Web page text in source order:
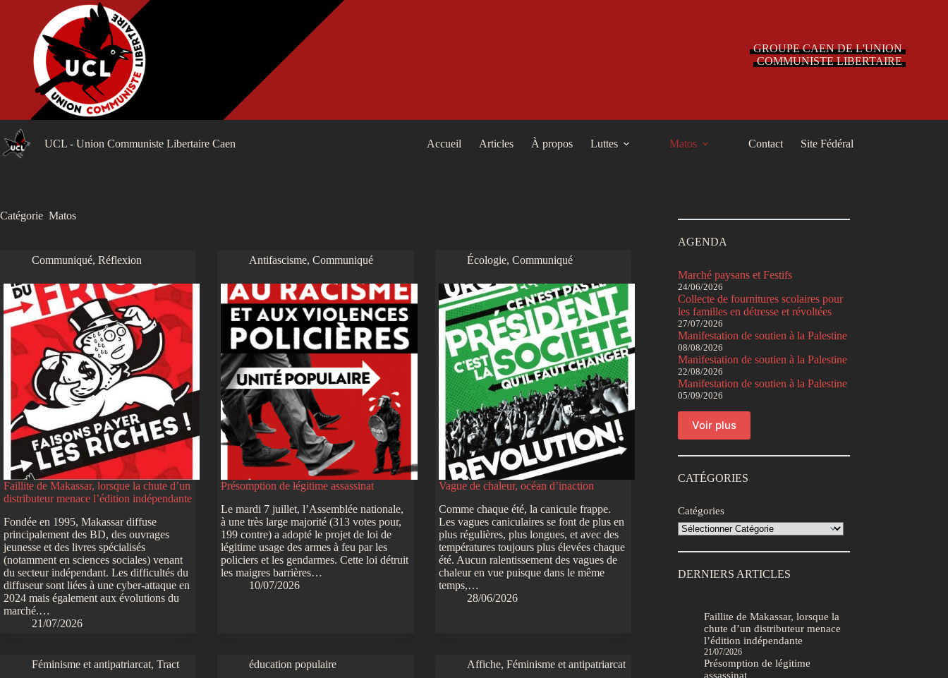
GROUPE CAEN DE L'UNION
COMMUNISTE LIBERTAIRE
UCL - Union Communiste Libertaire Caen Accueil Articles À propos Luttes Matos Contact Site Fédéral
Catégorie Matos
Communiqué, Réflexion
Faillite de Makassar, lorsque la chute d’un
distributeur menace l’édition indépendante
Fondée en 1995, Makassar diffuse
principalement des BD, des ouvrages
jeunesse et des livres spécialisés
(notamment en sciences sociales) venant
du secteur indépendant. Les difficultés du
diffuseur sont liées à une cyber-attaque en
2024 mais également aux évolutions du
marché.…
21/07/2026
Antifascisme,Communiqué
Présomption de légitime assassinat
Le mardi 7 juillet, l’Assemblée nationale,
à une très large majorité (313 votes pour,
199 contre) a adopté le projet de loi de
légitime usage des armes à feu par les
policiers et les gendarmes. Cette loi détruit
les maigres barrières…
10/07/2026
Écologie, Communiqué
Vague de chaleur, océan d’inaction
Comme chaque été, la canicule frappe.
Les vagues caniculaires se font de plus en
plus régulières, plus longues, et avec des
températures toujours plus élevées chaque
été. Aucun ralentissement des vagues de
chaleur en vue puisque dans le même
temps,…
28/06/2026
Féminisme et antipatriarcat, Tract éducation populaire Affiche, Féminisme et antipatriarcat
AGENDA
Manifestation de soutien à la Palestine
05/09/2026
Manifestation de soutien à la Palestine
22/08/2026
Manifestation de soutien à la Palestine
08/08/2026
Collecte de fournitures scolaires pour
les familles en détresse et révoltées
27/07/2026
Marché paysans et Festifs
24/06/2026
Voir plus
CATÉGORIES
Catégories
DERNIERS ARTICLES
Faillite de Makassar, lorsque la
chute d’un distributeur menace
l’édition indépendante
21/07/2026
Présomption de légitime
assassinat